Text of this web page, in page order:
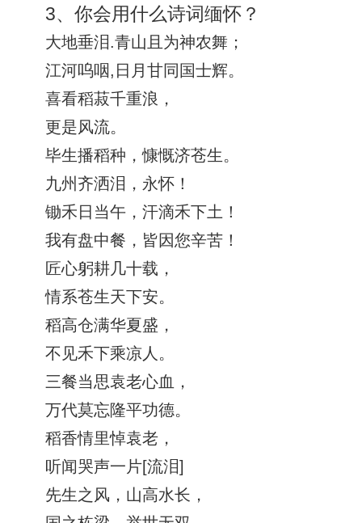
3、你会用什么诗词缅怀？
大地垂泪.青山且为神农舞；
江河呜咽,日月甘同国士辉。
喜看稻菽千重浪，
更是风流。
毕生播稻种，慷慨济苍生。
九州齐洒泪，永怀！
锄禾日当午，汗滴禾下土！
我有盘中餐，皆因您辛苦！
匠心躬耕几十载，
情系苍生天下安。
稻高仓满华夏盛，
不见禾下乘凉人。
三餐当思袁老心血，
万代莫忘隆平功德。
稻香情里悼袁老，
听闻哭声一片[流泪]
先生之风，山高水长，